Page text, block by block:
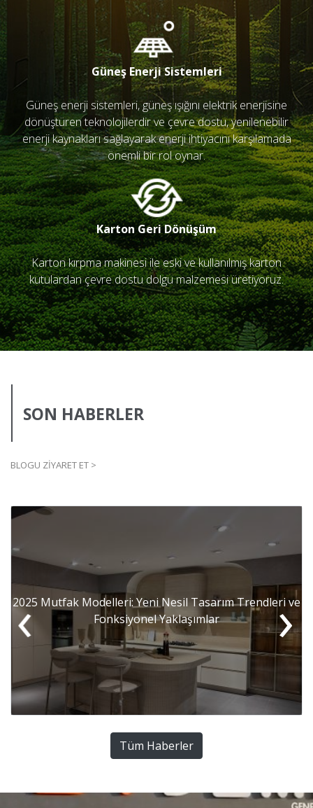
Güneş Enerji Sistemleri
Güneş enerji sistemleri, güneş ışığını elektrik enerjisine
dönüştüren teknolojilerdir ve çevre dostu, yenilenebilir
enerji kaynakları sağlayarak enerji ihtiyacını karşılamada
önemli bir rol oynar.
Karton Geri Dönüşüm
Karton kırpma makinesi ile eski ve kullanılmış karton
kutulardan çevre dostu dolgu malzemesi üretiyoruz.
SON HABERLER
BLOGU ZİYARET ET >
Yeni Nesil Tasarım Trendleri ve
Fonksiyonel Yaklaşımlar
Evinizin
‹ ›
Tüm Haberler